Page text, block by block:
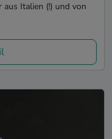
aus Italien (!) und von